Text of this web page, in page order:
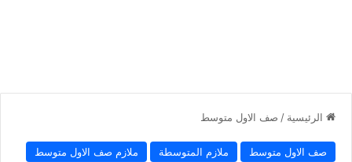
الرئيسية / صف الاول متوسط
صف الاول متوسط ملازم المتوسطة ملازم صف الاول متوسط